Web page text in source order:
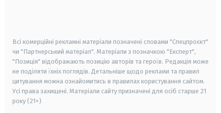
Всі комерційні рекламні матеріали позначені словами "Спецпроєкт"
чи "Партнерський матеріал". Матеріали з позначкою "Експерт",
"Позиція" відображають позицію авторів та героїв. Редакція може
не поділяти їхніх поглядів. Детальніше щодо реклами та правил
цитування можна ознайомитись в правилах користування сайтом.
Усі права захищені. Матеріали сайту призначені для осіб старше 21
року (21+)